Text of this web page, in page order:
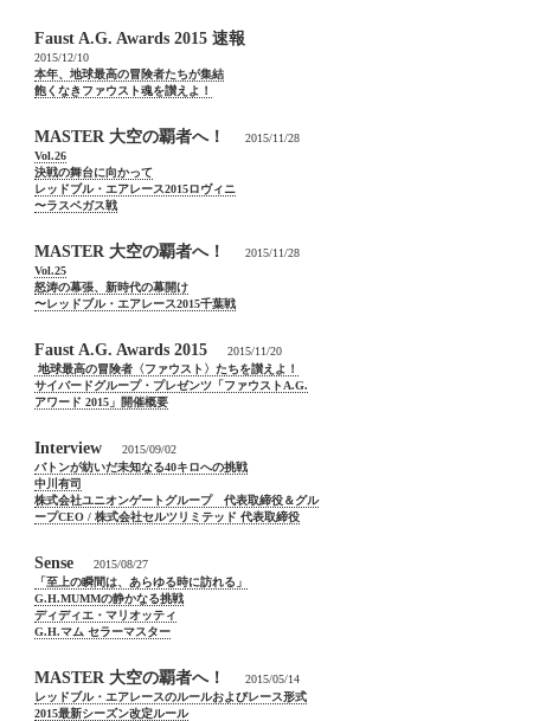
Faust A.G. Awards 2015 速報
2015/12/10
本年、地球最高の冒険者たちが集結
飽くなきファウスト魂を讃えよ！
MASTER 大空の覇者へ！
2015/11/28
Vol.26
決戦の舞台に向かって
レッドブル・エアレース2015ロヴィニ
〜ラスベガス戦
MASTER 大空の覇者へ！
2015/11/28
Vol.25
怒涛の幕張、新時代の幕開け
〜レッドブル・エアレース2015千葉戦
Faust A.G. Awards 2015
2015/11/20
地球最高の冒険者〈ファウスト〉たちを讃えよ！
サイバードグループ・プレゼンツ「ファウストA.G.
アワード 2015」開催概要
Interview
2015/09/02
バトンが紡いだ未知なる40キロへの挑戦
中川有司
株式会社ユニオンゲートグループ 代表取締役＆グル
ープCEO / 株式会社セルツリミテッド 代表取締役
Sense
2015/08/27
「至上の瞬間は、あらゆる時に訪れる」
G.H.MUMMの静かなる挑戦
ディディエ・マリオッティ
G.H.マム セラーマスター
MASTER 大空の覇者へ！
2015/05/14
レッドブル・エアレースのルールおよびレース形式
2015最新シーズン改定ルール